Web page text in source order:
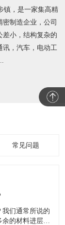
镇，是一家集高精
制造企业，公司
差小，结构复杂的
讯，汽车，电动工
常见问题
们通常所说的
的材料进层进